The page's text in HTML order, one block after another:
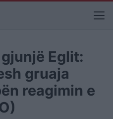
Eglit:
gruaja
reagimin e